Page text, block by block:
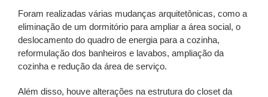
Foram realizadas várias mudanças arquitetônicas, como a
eliminação de um dormitório para ampliar a área social, o
deslocamento do quadro de energia para a cozinha,
reformulação dos banheiros e lavabos, ampliação da
cozinha e redução da área de serviço.
Além disso, houve alterações na estrutura do closet da